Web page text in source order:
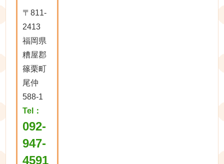
〒811-
2413
福岡県
糟屋郡
篠栗町
尾仲
588-1
Tel：
092-
947-
4591